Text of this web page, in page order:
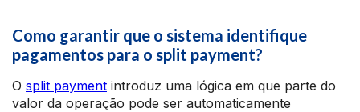
Como garantir que o sistema identifique
pagamentos para o split payment?
O split payment introduz uma lógica em que parte do
valor da operação pode ser automaticamente